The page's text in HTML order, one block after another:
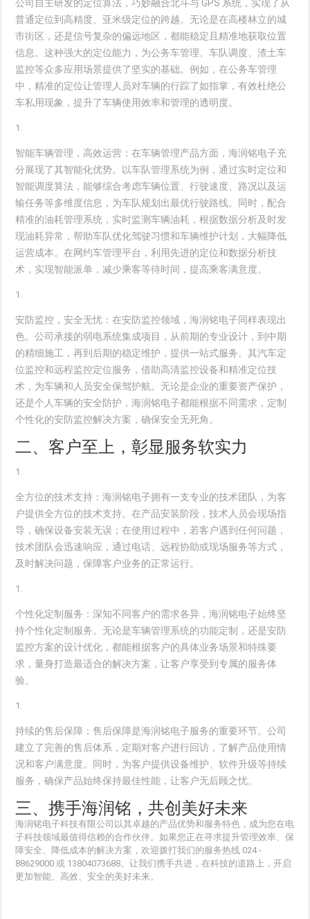
公司自主研发的定位算法，巧妙融合北斗与 GPS 系统，实现了从
普通定位到高精度、亚米级定位的跨越。无论是在高楼林立的城
市街区，还是信号复杂的偏远地区，都能稳定且精准地获取位置
信息。这种强大的定位能力，为公务车管理、车队调度、渣土车
监控等众多应用场景提供了坚实的基础。例如，在公务车管理
中，精准的定位让管理人员对车辆的行踪了如指掌，有效杜绝公
车私用现象，提升了车辆使用效率和管理的透明度。
智能车辆管理，高效运营 ：在车辆管理产品方面，海润铭电子充
分展现了其智能化优势。以车队管理系统为例，通过实时定位和
智能调度算法，能够综合考虑车辆位置、行驶速度、路况以及运
输任务等多维度信息，为车队规划出最优行驶路线。同时，配合
精准的油耗管理系统，实时监测车辆油耗，根据数据分析及时发
现油耗异常，帮助车队优化驾驶习惯和车辆维护计划，大幅降低
运营成本。在网约车管理平台，利用先进的定位和数据分析技
术，实现智能派单，减少乘客等待时间，提高乘客满意度。
安防监控，安全无忧 ：在安防监控领域，海润铭电子同样表现出
色。公司承接的弱电系统集成项目，从前期的专业设计，到中期
的精细施工，再到后期的稳定维护，提供一站式服务。其汽车定
位监控和远程监控定位服务，借助高清监控设备和精准定位技
术，为车辆和人员安全保驾护航。无论是企业的重要资产保护，
还是个人车辆的安全防护，海润铭电子都能根据不同需求，定制
个性化的安防监控解决方案，确保安全无死角。
二、客户至上，彰显服务软实力
全方位的技术支持 ：海润铭电子拥有一支专业的技术团队，为客
户提供全方位的技术支持。在产品安装阶段，技术人员会现场指
导，确保设备安装无误；在使用过程中，若客户遇到任何问题，
技术团队会迅速响应，通过电话、远程协助或现场服务等方式，
及时解决问题，保障客户业务的正常运行。
个性化定制服务 ：深知不同客户的需求各异，海润铭电子始终坚
持个性化定制服务。无论是车辆管理系统的功能定制，还是安防
监控方案的设计优化，都能根据客户的具体业务场景和特殊要
求，量身打造最适合的解决方案，让客户享受到专属的服务体
验。
持续的售后保障 ：售后保障是海润铭电子服务的重要环节。公司
建立了完善的售后体系，定期对客户进行回访，了解产品使用情
况和客户满意度。同时，为客户提供设备维护、软件升级等持续
服务，确保产品始终保持最佳性能，让客户无后顾之忧。
三、携手海润铭，共创美好未来
海润铭电子科技有限公司以其卓越的产品优势和服务特色，成为您在电
子科技领域最值得信赖的合作伙伴。如果您正在寻求提升管理效率、保
障安全、降低成本的解决方案，欢迎拨打我们的服务热线 024 -
88629000 或 13804073688。让我们携手共进，在科技的道路上，开启
更加智能、高效、安全的美好未来。